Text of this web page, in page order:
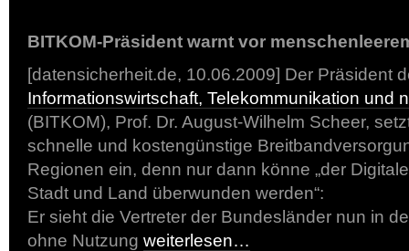
BITKOM-Präsident warnt vor
[datensicherheit.de, 10.06.2009] Der Präsident
Informationswirtschaft, Telekommunikation und
(BITKOM), Prof. Dr. August-Wilhelm Scheer,
schnelle und kostengünstige
Regionen ein, denn nur dann könne „der
Stadt und Land überwunden werden“:
Er sieht die Vertreter der Bundesländer nun in
ohne Nutzung weiterlesen…